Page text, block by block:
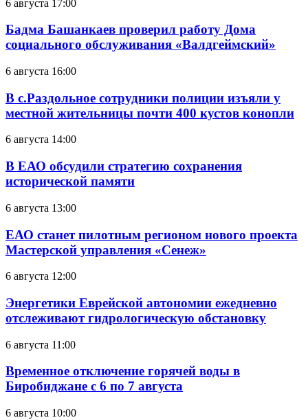
6 августа 17:00
Бадма Башанкаев проверил работу Дома
социального обслуживания «Валдгеймский»
6 августа 16:00
В с.Раздольное сотрудники полиции изъяли у
местной жительницы почти 400 кустов конопли
6 августа 14:00
В ЕАО обсудили стратегию сохранения
исторической памяти
6 августа 13:00
ЕАО станет пилотным регионом нового проекта
Мастерской управления «Сенеж»
6 августа 12:00
Энергетики Еврейской автономии ежедневно
отслеживают гидрологическую обстановку
6 августа 11:00
Временное отключение горячей воды в
Биробиджане с 6 по 7 августа
6 августа 10:00